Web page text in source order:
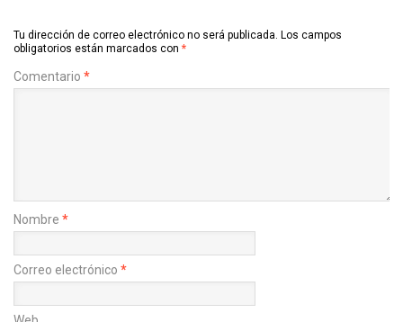
Tu dirección de correo electrónico no será publicada. Los campos
obligatorios están marcados con *
Comentario *
Nombre *
Correo electrónico *